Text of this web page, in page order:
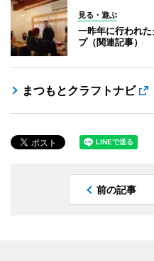
見る・遊ぶ
一昨年に行われ
プ（関連記事）
まつもとクラフトナビ
前の記事